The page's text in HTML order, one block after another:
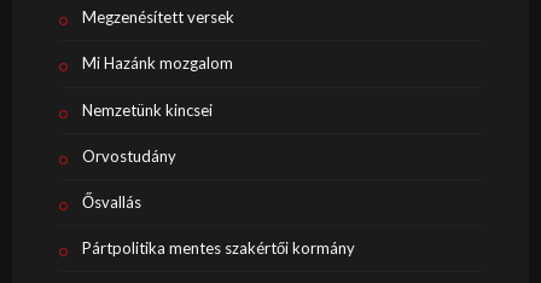
Megzenésített versek
Mi Hazánk mozgalom
Nemzetünk kincsei
Orvostudány
Ősvallás
Pártpolitika mentes szakértői kormány